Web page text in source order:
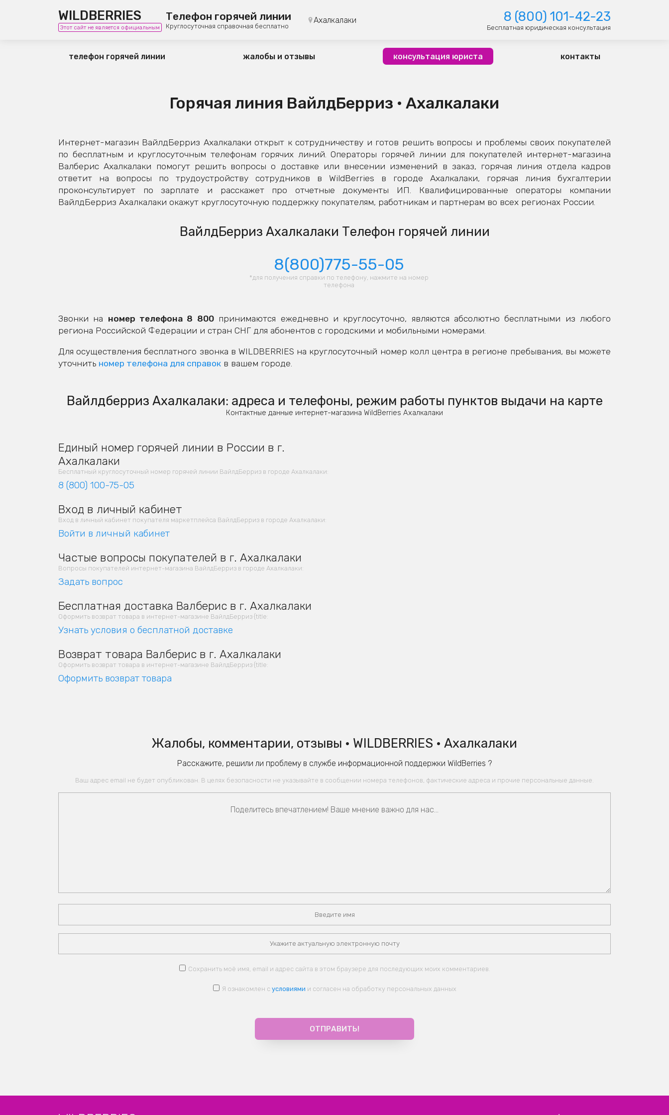
WILDBERRIES
Этот сайт не является официальным
Телефон горячей линии
Круглосуточная справочная бесплатно
Ахалкалаки 8 (800) 101-42-23
Бесплатная юридическая консультация
телефон горячей линии жалобы и отзывы консультация юриста контакты
Горячая линия ВайлдБерриз • Ахалкалаки
Интернет-магазин ВайлдБерриз Ахалкалаки открыт к сотрудничеству и готов решить вопросы и проблемы своих покупателей
по бесплатным и круглосуточным телефонам горячих линий. Операторы горячей линии для покупателей интернет-магазина
Валберис Ахалкалаки помогут решить вопросы о доставке или внесении изменений в заказ, горячая линия отдела кадров
ответит на вопросы по трудоустройству сотрудников в WildBerries в городе Ахалкалаки, горячая линия бухгалтерии
проконсультирует по зарплате и расскажет про отчетные документы ИП. Квалифицированные операторы компании
ВайлдБерриз Ахалкалаки окажут круглосуточную поддержку покупателям, работникам и партнерам во всех регионах России.
ВайлдБерриз Ахалкалаки Телефон горячей линии
8(800)775-55-05
*для получения справки по телефону, нажмите на номер
телефона
Звонки на номер телефона 8 800принимаются ежедневно и круглосуточно, являются абсолютно бесплатными из любого
региона Российской Федерации и стран СНГ для абонентов с городскими и мобильными номерами.
Для осуществления бесплатного звонка в WILDBERRIES на круглосуточный номер колл центра в регионе пребывания, вы можете
уточнить номер телефона для справок в вашем городе.
Вайлдберриз Ахалкалаки: адреса и телефоны, режим работы пунктов выдачи на карте
Контактные данные интернет-магазина WildBerries Ахалкалаки
Единый номер горячей линии в России в г.
Ахалкалаки
Бесплатный круглосуточный номер горячей линии ВайлдБерриз в городе Ахалкалаки:
8 (800) 100-75-05
Вход в личный кабинет
Вход в личный кабинет покупателя маркетплейса ВайлдБерриз в городе Ахалкалаки:
Войти в личный кабинет
Частые вопросы покупателей в г. Ахалкалаки
Вопросы покупателей интернет-магазина ВайлдБерриз в городе Ахалкалаки:
Задать вопрос
Бесплатная доставка Валберис в г. Ахалкалаки
Оформить возврат товара в интернет-магазине ВайлдБерриз {title:
Узнать условия о бесплатной доставке
Возврат товара Валберис в г. Ахалкалаки
Оформить возврат товара в интернет-магазине ВайлдБерриз {title:
Оформить возврат товара
Жалобы, комментарии, отзывы • WILDBERRIES • Ахалкалаки
Расскажите, решили ли проблему в службе информационной поддержки WildBerries ?
Ваш адрес email не будет опубликован. В целях безопасности не указывайте в сообщении номера телефонов, фактические адреса и прочие персональные данные.
Сохранить моё имя, email и адрес сайта в этом браузере для последующих моих комментариев.
Я ознакомлен с условиями и согласен на обработку персональных данных